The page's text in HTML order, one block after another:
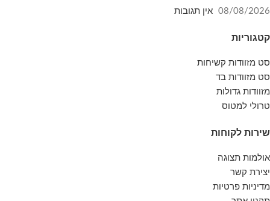
08/08/2026 אין תגובות
קטגוריות
סט מזוודות קשיחות
סט מזוודות בד
מזוודות גדולות
טרולי למטוס
שירות לקוחות
אולמות תצוגה
יצירת קשר
מדיניות פרטיות